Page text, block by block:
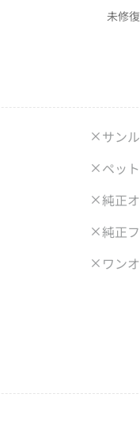
未修復
サン
ペッ
純正
純正
ワン